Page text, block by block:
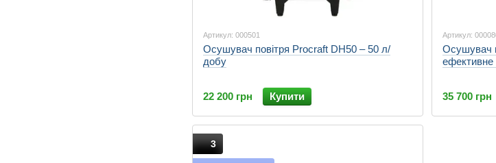
Артикул: 000501
Осушувач повітря Procraft DH50 – 50 л/
добу
22 200 грн Купити
Артикул:
Осушувач
ефективне
35 700 грн
3